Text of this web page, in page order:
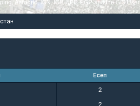
Aerogrid, IGN, IGP, UPR-EGP, and the GIS User
Есеп
2
2